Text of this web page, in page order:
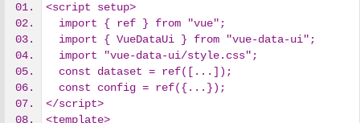
<script setup>
  import { ref } from "vue";
  import { VueDataUi } from "vue-data-ui";
  import "vue-data-ui/style.css";
  const dataset = ref([...]);
  const config = ref({...});
</script>
<template>